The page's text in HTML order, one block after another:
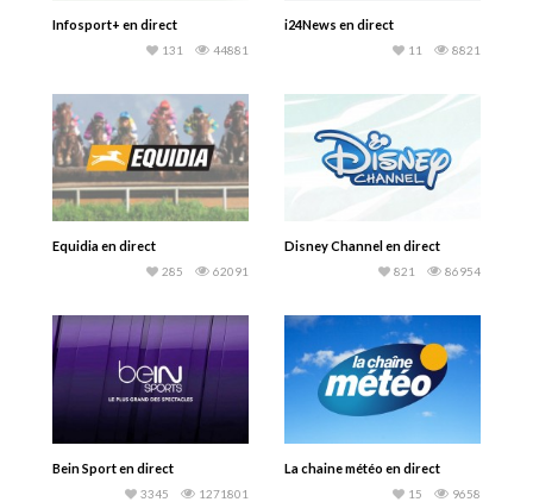
Infosport+ en direct
44881
131
i24News en direct
8821
11
Equidia en direct
62091
285
Disney Channel en direct
86954
821
Bein Sport en direct
1271801
3345
La chaine météo en direct
9658
15